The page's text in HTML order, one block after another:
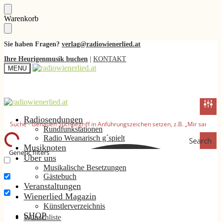
Skip
to
navigation
Skip
to
content
Warenkorb
Sie haben Fragen? verlag@radiowienerlied.at
Ihre Heurigenmusik buchen
KONTAKT
MENU
Search
Generic filters
Nur exakte Ergebnisse
Suche im Titel
Suche im Inhalt
Wunschliste
Radiosendungen
Rundfunkstationen
Radio Weanarisch g´spielt
Musiknoten
Über uns
Musikalische Besetzungen
Gästebuch
Veranstaltungen
Wienerlied Magazin
Künstlerverzeichnis
SHOP